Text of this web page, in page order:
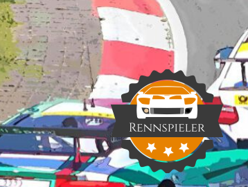
Rennspieler